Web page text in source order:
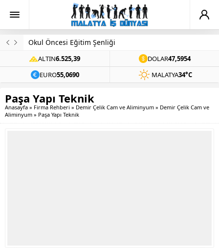
Evinde Ölü Bulundu
ALTIN6.525,39 DOLAR47,5954
EURO55,0690 MALATYA34°C
Paşa Yapı Teknik
Anasayfa » Firma Rehberi » Demir Çelik Cam ve Aliminyum » Demir Çelik Cam ve
Aliminyum » Paşa Yapı Teknik